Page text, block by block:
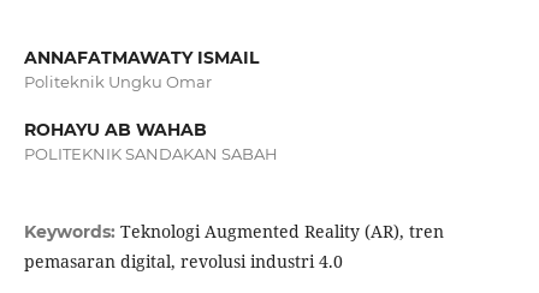
ANNAFATMAWATY ISMAIL
Politeknik Ungku Omar
ROHAYU AB WAHAB
POLITEKNIK SANDAKAN SABAH
Keywords: Teknologi Augmented Reality (AR), tren
pemasaran digital, revolusi industri 4.0